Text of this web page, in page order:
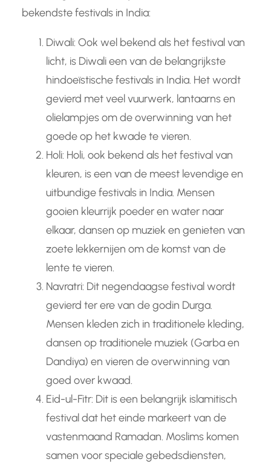
bekendste festivals in India:
Diwali: Ook wel bekend als het festival van
licht, is Diwali een van de belangrijkste
hindoeïstische festivals in India. Het wordt
gevierd met veel vuurwerk, lantaarns en
olielampjes om de overwinning van het
goede op het kwade te vieren.
Holi: Holi, ook bekend als het festival van
kleuren, is een van de meest levendige en
uitbundige festivals in India. Mensen
gooien kleurrijk poeder en water naar
elkaar, dansen op muziek en genieten van
zoete lekkernijen om de komst van de
lente te vieren.
Navratri: Dit negendaagse festival wordt
gevierd ter ere van de godin Durga.
Mensen kleden zich in traditionele kleding,
dansen op traditionele muziek (Garba en
Dandiya) en vieren de overwinning van
goed over kwaad.
Eid-ul-Fitr: Dit is een belangrijk islamitisch
festival dat het einde markeert van de
vastenmaand Ramadan. Moslims komen
samen voor speciale gebedsdiensten,